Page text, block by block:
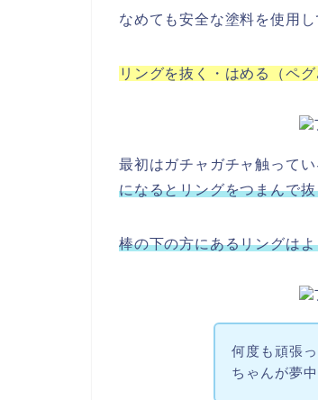
なめても安全な塗料を使用
リングを抜く・はめる（ペグ
最初はガチャガチャ触って
になるとリングをつまんで
棒の下の方にあるリングは
何度も頑張
ちゃんが夢